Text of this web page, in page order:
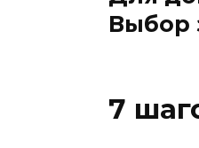
Выбор
7